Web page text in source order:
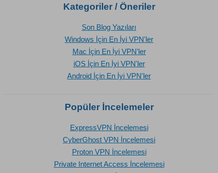
Kategoriler / Öneriler
Son Blog Yazıları
Windows İçin En İyi VPN'ler
Mac İçin En İyi VPN'ler
iOS İçin En İyi VPN'ler
Android İçin En İyi VPN'ler
Popüler İncelemeler
ExpressVPN İncelemesi
CyberGhost VPN İncelemesi
Proton VPN İncelemesi
Private Internet Access İncelemesi